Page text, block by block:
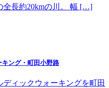
全長約20kmの川。 幅 […]
キング・町田小野路
ィックウォーキングを町田